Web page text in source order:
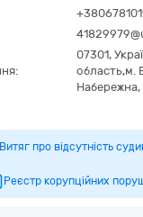
07301,
область,м.
про відсутність
Реєстр корупційних